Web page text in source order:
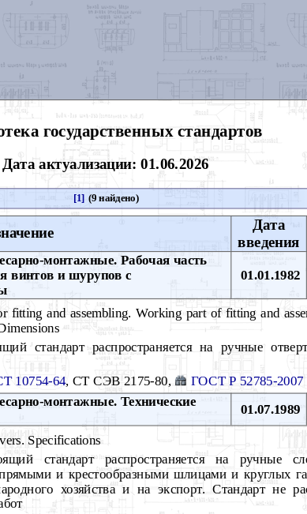
государственных стандартов
Дата актуализации: 01.06.2026
[1] (9 найдено)
Дата
введения
монтажные. Рабочая часть
винтов и шурупов с
01.01.1982
fitting and assembling. Working part of fitting and
стандарт распространяется на ручные
10754-64, СТ СЭВ 2175-80,
ГОСТ Р 52785-2007
монтажные. Технические
01.07.1989
Specifications
стандарт распространяется на ручные
и крестообразными шлицами и круглых
хозяйства и на экспорт. Стандарт не